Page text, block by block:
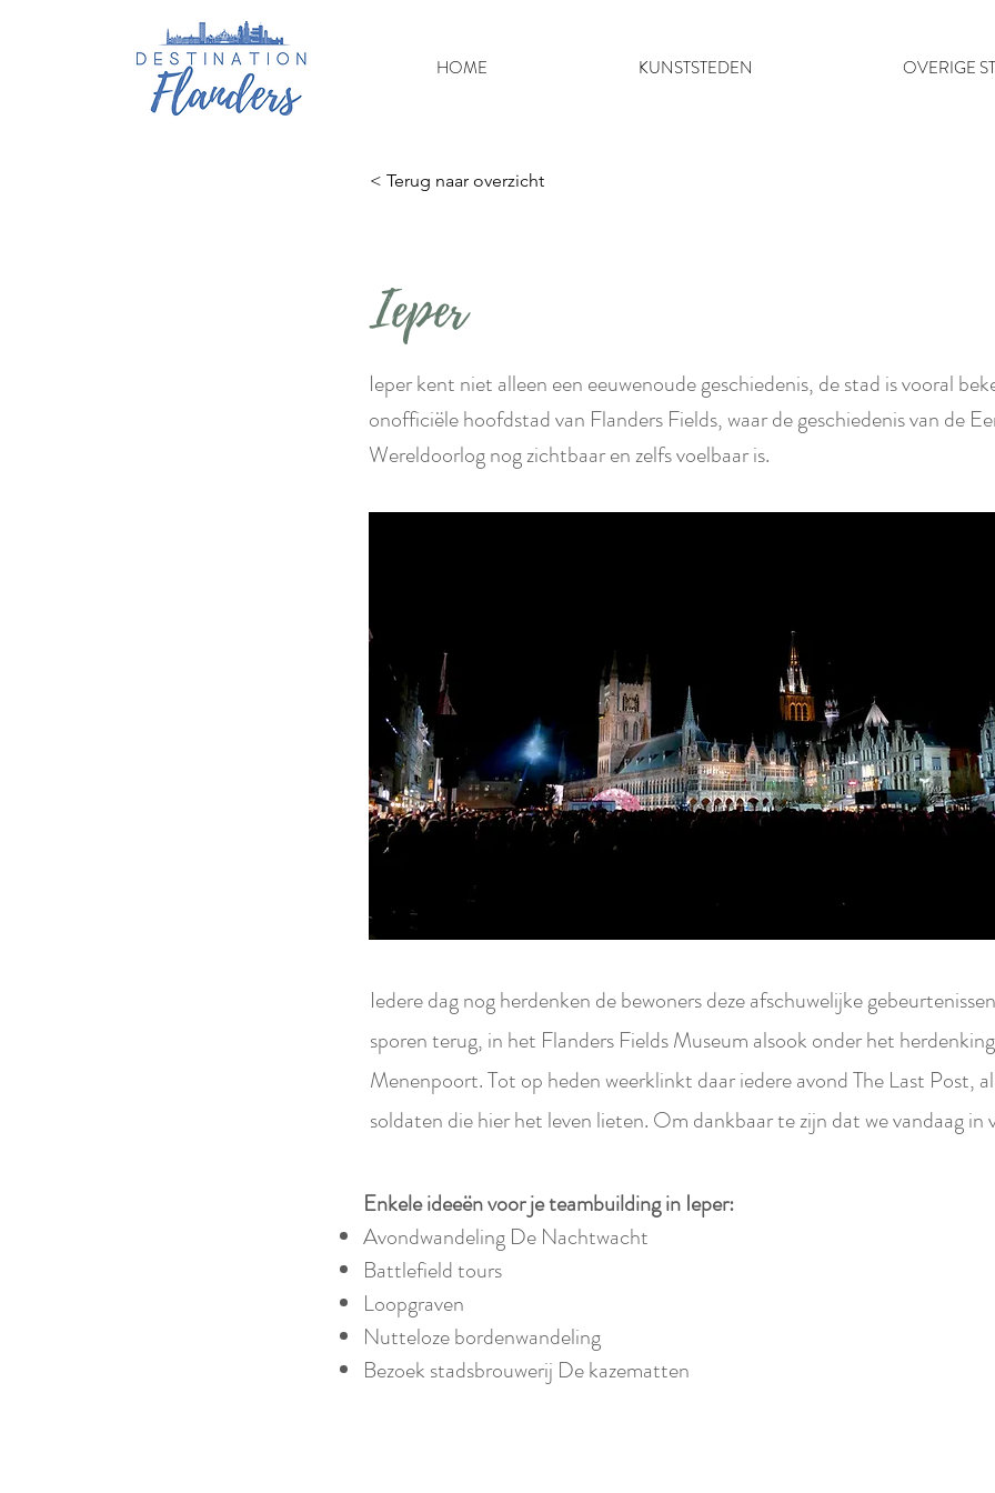
HOME KUNSTSTEDEN OVERIGE
< Terug naar overzicht
Ieper
Ieper kent niet alleen een eeuwenoude geschiedenis, de stad is vooral
onofficiële hoofdstad van Flanders Fields, waar de geschiedenis van de
Wereldoorlog nog zichtbaar en zelfs voelbaar is.
Iedere dag nog herdenken de bewoners deze afschuwelijke
sporen terug, in het Flanders Fields Museum alsook onder het
Menenpoort. Tot op heden weerklinkt daar iedere avond The Last Post,
soldaten die hier het leven lieten. Om dankbaar te zijn dat we vandaag in
Enkele ideeën voor je teambuilding in Ieper:
Avondwandeling De Nachtwacht
Battlefield tours
Loopgraven
Nutteloze bordenwandeling
Bezoek stadsbrouwerij De kazematten